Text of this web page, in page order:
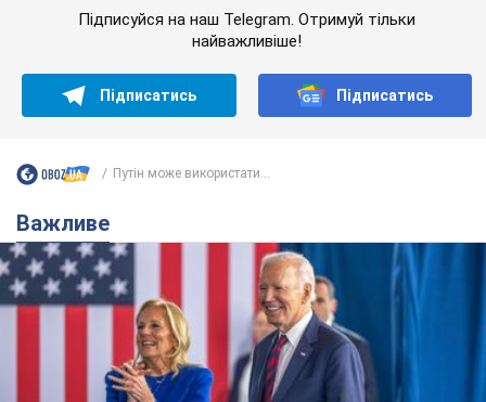
Підписуйся на наш Telegram. Отримуй тільки
найважливіше!
Підписатись Підписатись
Путін може використати...
Важливе